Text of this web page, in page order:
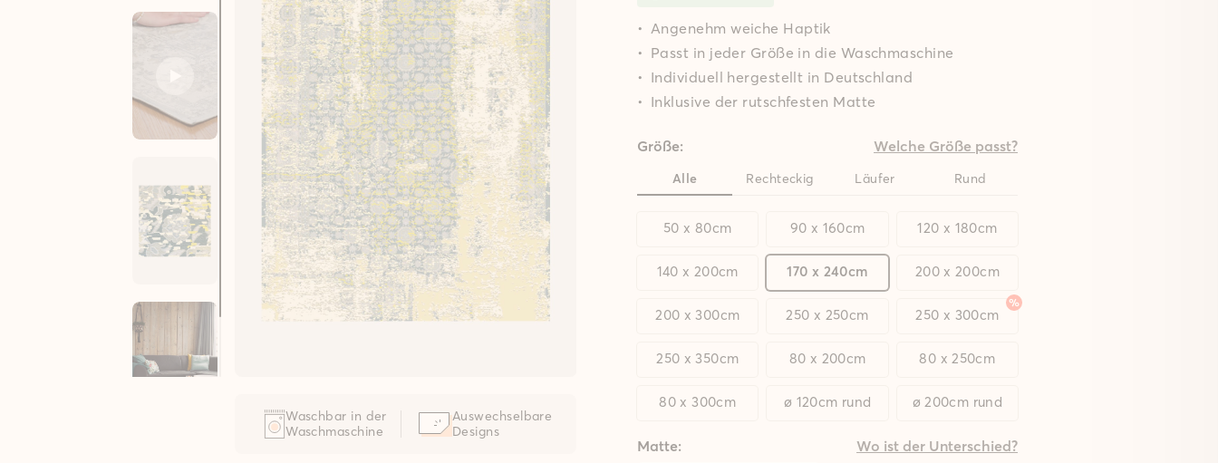
Waschbar in der
Waschmaschine
Auswechselbare
Designs
Angenehm weiche Haptik
Passt in jeder Größe in die Waschmaschine
Individuell hergestellt in Deutschland
Inklusive der rutschfesten Matte
Größe: Welche Größe passt?
Alle Rechteckig Läufer Rund
50 x 80cm 90 x 160cm 120 x 180cm
140 x 200cm 170 x 240cm 200 x 200cm
200 x 300cm 250 x 250cm 250 x 300cm
250 x 350cm 80 x 200cm 80 x 250cm
80 x 300cm ø 120cm rund ø 200cm rund
Matte: Wo ist der Unterschied?